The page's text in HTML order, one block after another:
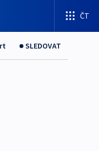
ČT
SLEDOVAT